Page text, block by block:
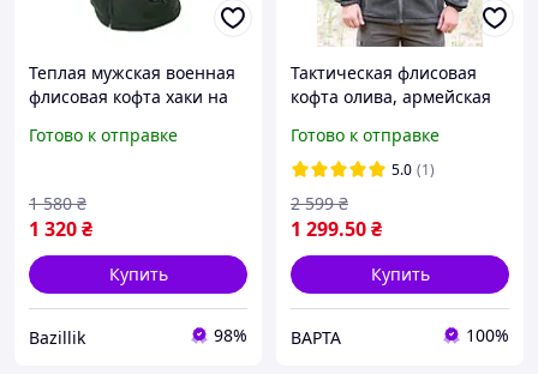
Теплая мужская военная
флисовая кофта хаки на
панелями
Готово к отправке
1 320₴
1 580 ₴
Купить
Bazillik 98%
Тактическая флисовая
кофта олива, армейская
военная флисовая кофта
олива зсу
Готово к отправке
5.0 (1)
1 299.50₴
2 599 ₴
Купить
ВАРТА 100%